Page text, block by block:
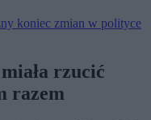
koniec zmian w polityce
rzucić
razem